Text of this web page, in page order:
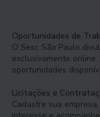
Oportunidades de
O Sesc São Paulo
exclusivamente
oportunidades
Licitações e
Cadastre sua